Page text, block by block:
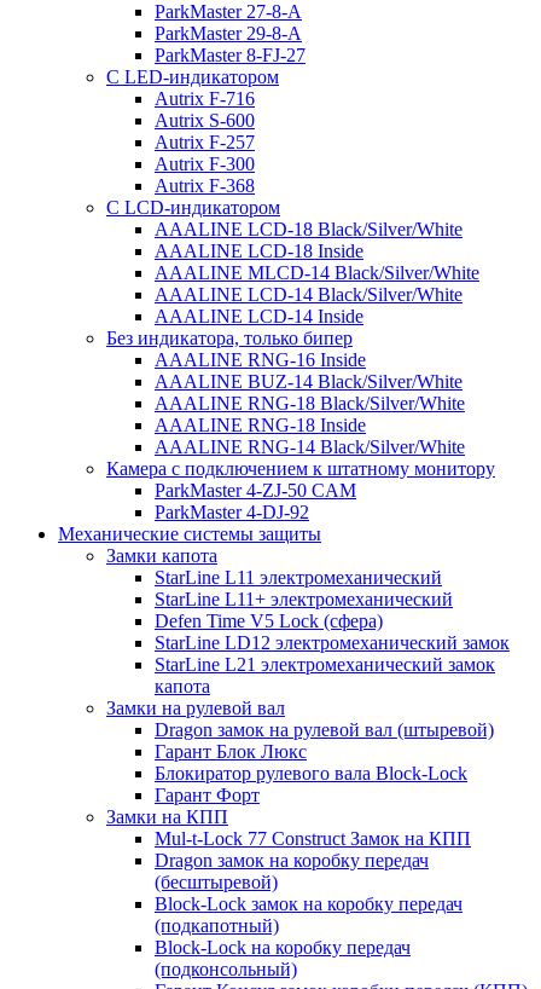
ParkMaster 27-8-A
ParkMaster 29-8-A
ParkMaster 8-FJ-27
С LED-индикатором
Autrix F-716
Autrix S-600
Autrix F-257
Autrix F-300
Autrix F-368
С LCD-индикатором
AAALINE LCD-18 Black/Silver/White
AAALINE LCD-18 Inside
AAALINE MLCD-14 Black/Silver/White
AAALINE LCD-14 Black/Silver/White
AAALINE LCD-14 Inside
Без индикатора, только бипер
AAALINE RNG-16 Inside
AAALINE BUZ-14 Black/Silver/White
AAALINE RNG-18 Black/Silver/White
AAALINE RNG-18 Inside
AAALINE RNG-14 Black/Silver/White
Камера с подключением к штатному монитору
ParkMaster 4-ZJ-50 CAM
ParkMaster 4-DJ-92
Механические системы защиты
Замки капота
StarLine L11 электромеханический
StarLine L11+ электромеханический
Defen Time V5 Lock (сфера)
StarLine LD12 электромеханический замок
StarLine L21 электромеханический замок
капота
Замки на рулевой вал
Dragon замок на рулевой вал (штыревой)
Гарант Блок Люкс
Блокиратор рулевого вала Block-Lock
Гарант Форт
Замки на КПП
Mul-t-Lock 77 Construct Замок на КПП
Dragon замок на коробку передач
(бесштыревой)
Block-Lock замок на коробку передач
(подкапотный)
Block-Lock на коробку передач
(подконсольный)